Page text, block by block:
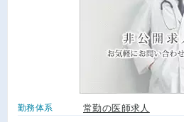
勤務体系 常勤の医師求人